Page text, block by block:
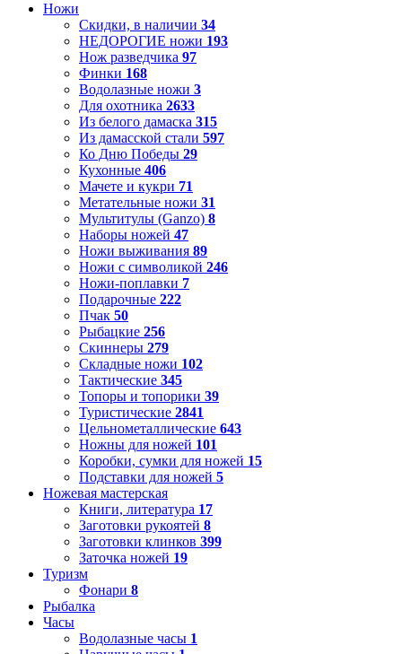
Ножи
Скидки, в наличии 34
НЕДОРОГИЕ ножи 193
Нож разведчика 97
Финки 168
Водолазные ножи 3
Для охотника 2633
Из белого дамаска 315
Из дамасской стали 597
Ко Дню Победы 29
Кухонные 406
Мачете и кукри 71
Метательные ножи 31
Мультитулы (Ganzo) 8
Наборы ножей 47
Ножи выживания 89
Ножи с символикой 246
Ножи-поплавки 7
Подарочные 222
Пчак 50
Рыбацкие 256
Скиннеры 279
Складные ножи 102
Тактические 345
Топоры и топорики 39
Туристические 2841
Цельнометаллические 643
Ножны для ножей 101
Коробки, сумки для ножей 15
Подставки для ножей 5
Ножевая мастерская
Книги, литература 17
Заготовки рукоятей 8
Заготовки клинков 399
Заточка ножей 19
Туризм
Фонари 8
Рыбалка
Часы
Водолазные часы 1